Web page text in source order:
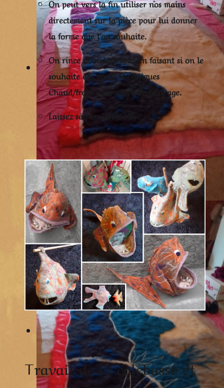
On peut vers la fin utiliser nos mains
directement sur la pièce pour lui donner
la forme que l'on souhaite.
On rince abondamment en faisant si on le
souhaite des ponts thermiques
Chaud/froid pour aider au feutrage.
Laissez sécher 24h à 48h
Travail de la calebasse et